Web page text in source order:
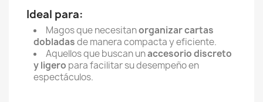
Ideal para:
Magos que necesitanorganizar cartas
dobladasde manera compacta y eficiente.
Aquellos que buscan unaccesorio discreto
y ligero para facilitar su desempeño en
espectáculos.